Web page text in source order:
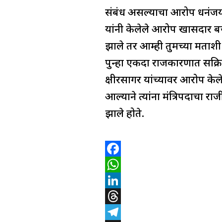
a
m
e
संबंध असल्याचा आरोप धनंजय
यांनी केलेले आरोप खासदार
झाले तर आम्ही तुमच्या
पुन्हा एकदा राजकारणात
क्षीरसागर यांच्यावर
आल्याने त्यांना मंत्रिपदाचा
झाले होते.
F
a
c
e
W
h
a
L
iT